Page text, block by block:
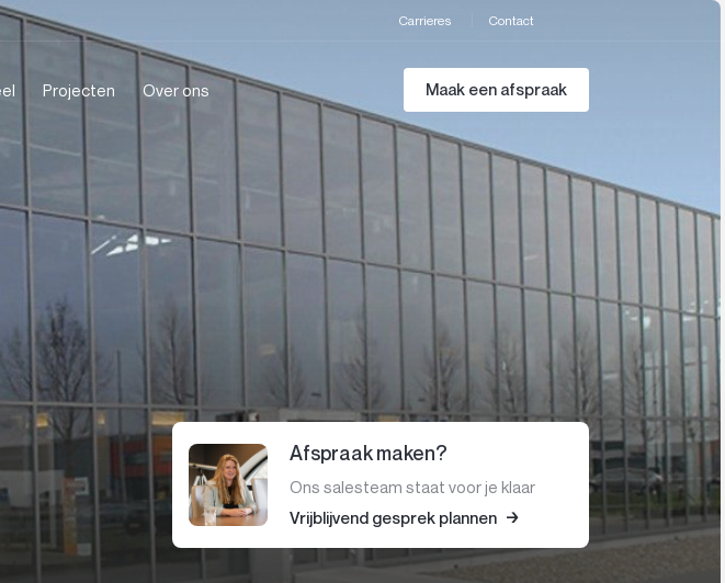
Carrieres Contact
Projecten Over ons Maak een afspraak
Afspraak maken?
Ons salesteam staat voor je klaar
Vrijblijvend gesprek plannen